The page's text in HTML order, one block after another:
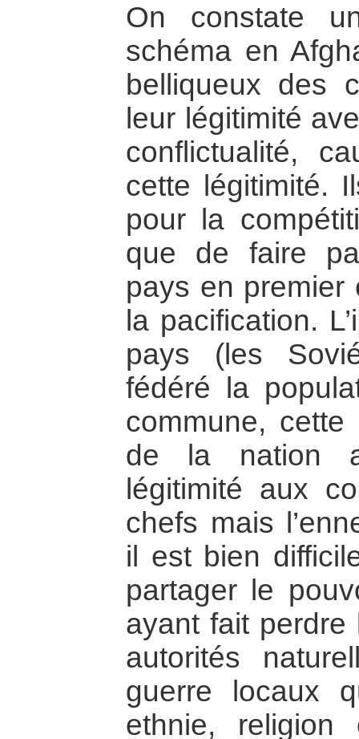
On constate
schéma en
belliqueux des
leur légitimité
conflictualité,
cette légitimité.
pour la
que de faire
pays en premier
la pacification.
pays (les
fédéré la
commune,
de la nation
légitimité aux
chefs mais
il est bien
partager le
ayant fait
autorités
guerre locaux
ethnie,